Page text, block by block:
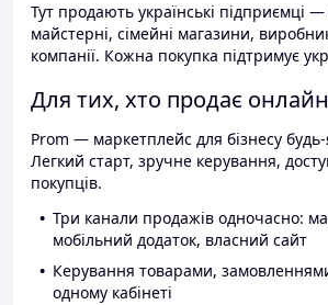
Тут продають українські підприємці —
майстерні, сімейні магазини,
компанії. Кожна покупка підтримує
Для тих, хто продає онлайн
Prom — маркетплейс для бізнесу
Легкий старт, зручне керування,
покупців.
Три канали продажів одночасно:
мобільний додаток, власний сайт
Керування товарами,
одному кабінеті